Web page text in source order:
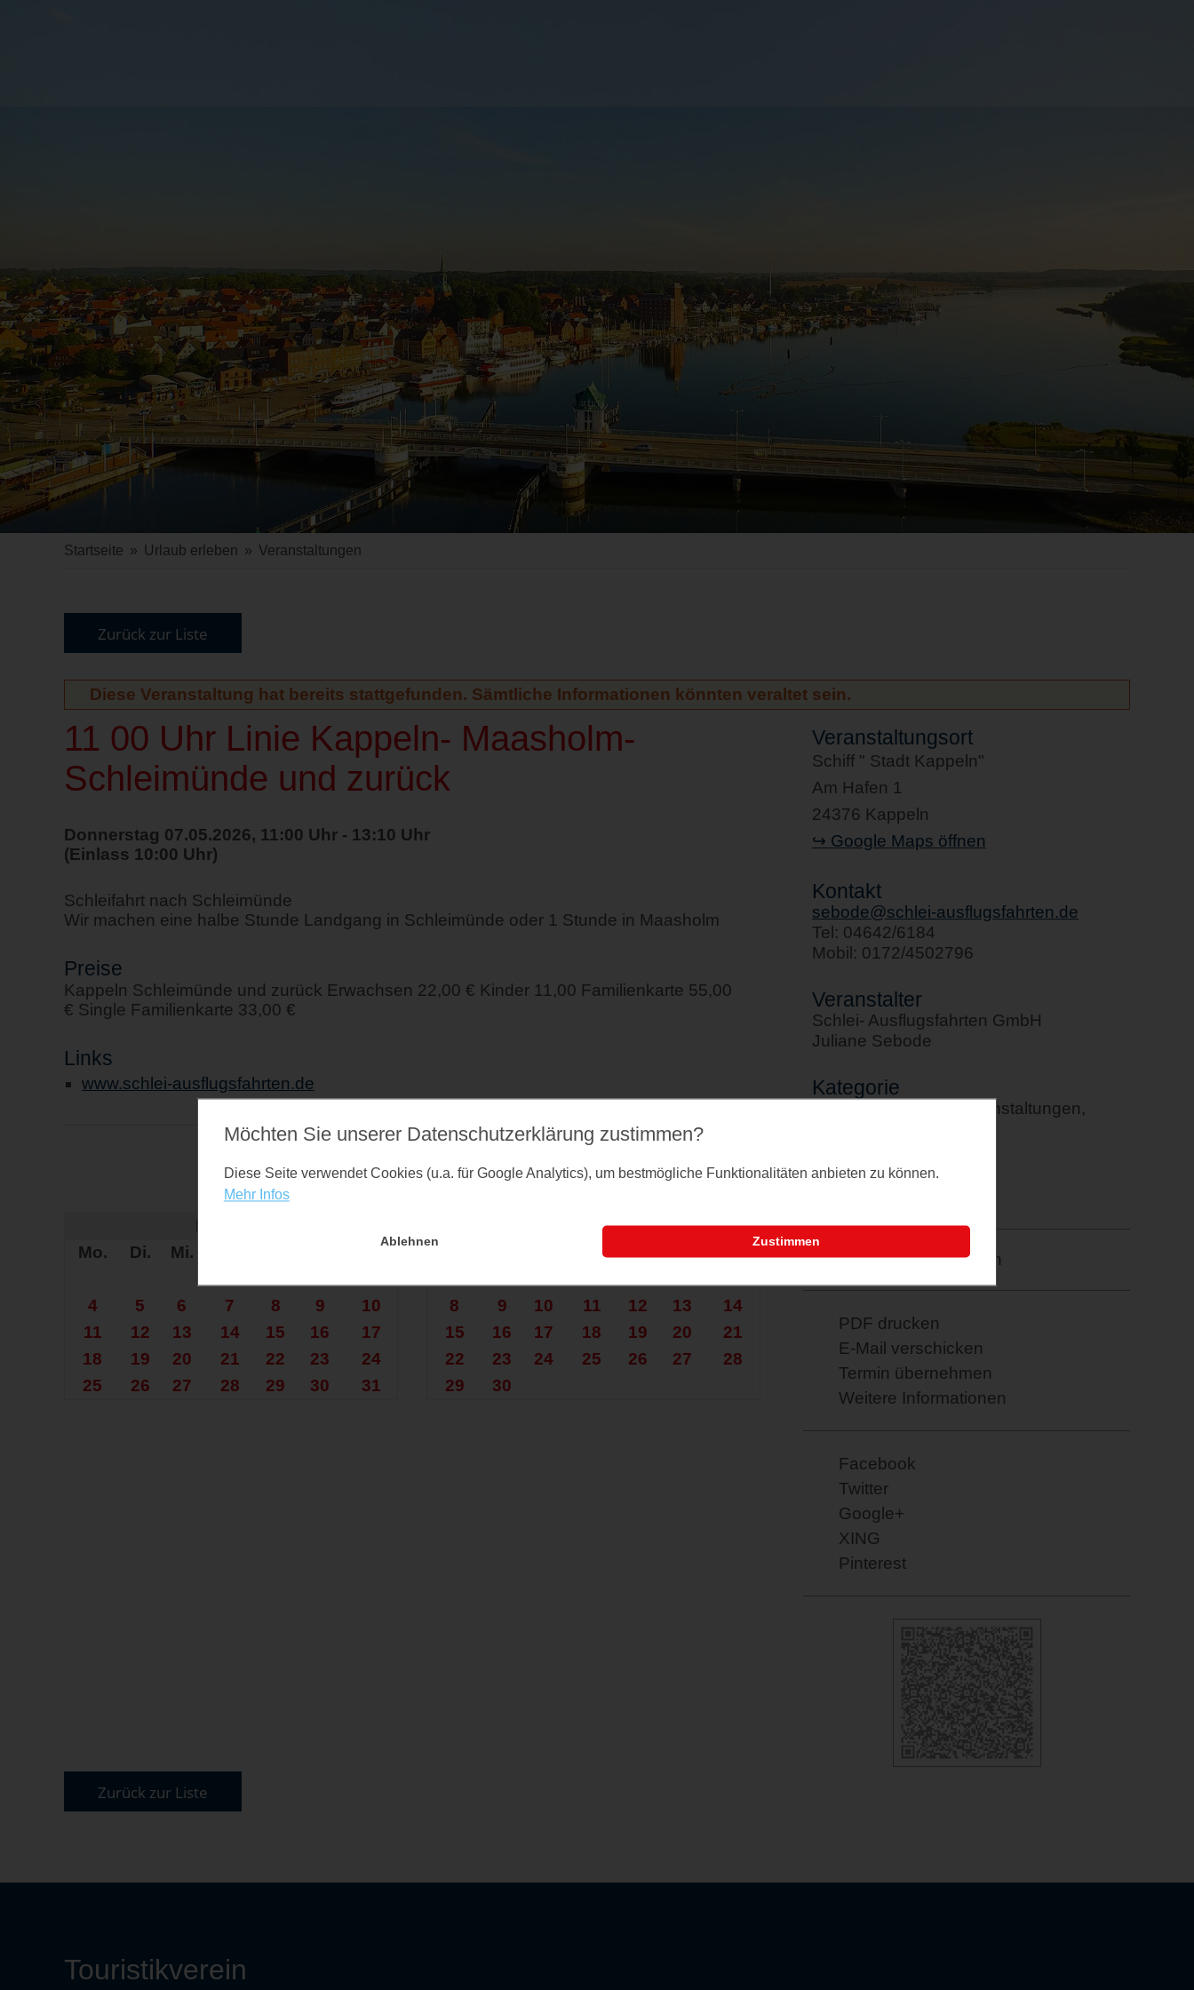
Startseite » Urlaub erleben » Veranstaltungen
Zurück zur Liste
Diese Veranstaltung hat bereits stattgefunden. Sämtliche Informationen könnten veraltet sein.
11 00 Uhr Linie Kappeln- Maasholm-
Schleimünde und zurück
Donnerstag 07.05.2026, 11:00 Uhr - 13:10 Uhr
(Einlass 10:00 Uhr)
Schleifahrt nach Schleimünde
Wir machen eine halbe Stunde Landgang in Schleimünde oder 1 Stunde in Maasholm
Preise
Kappeln Schleimünde und zurück Erwachsen 22,00 € Kinder 11,00 Familienkarte 55,00
€ Single Familienkarte 33,00 €
Links
www.schlei-ausflugsfahrten.de
Mo.
Di. Mi.
4
5 6 7 8 9
10
11
12 13 14 15 16
17
18
19 20 21 22 23
24
25
26 27 28 29 30 31
Juni 2026
Do.
8
9 10 11 12 13
14
15
16 17 18 19 20
21
22
23 24 25 26 27
28
29
30
Veranstaltungsort
Schiff " Stadt Kappeln"
Am Hafen 1
24376 Kappeln
↪ Google Maps öffnen
Kontakt
sebode@schlei-ausflugsfahrten.de
Tel: 04642/6184
Mobil: 0172/4502796
Veranstalter
Schlei- Ausflugsfahrten GmbH
Juliane Sebode
Kategorie
Schifffahrten, Sportveranstaltungen,
Letztes Update
Merkzettel: speichern
PDF drucken
E-Mail verschicken
Termin übernehmen
Weitere Informationen
Facebook
Twitter
Google+
XING
Pinterest
Zurück zur Liste
Touristikverein
Möchten Sie unserer Datenschutz­erklärung zustimmen?
Diese Seite verwendet Cookies (u.a. für Google Analytics), um bestmögliche Funktionalitäten anbieten zu können.
Mehr Infos
Ablehnen Zustimmen